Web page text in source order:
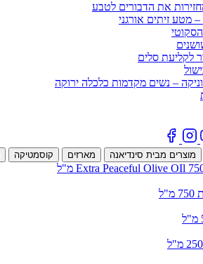
את הדבורים לטבע
– מטע זיתים אורגני
לקליעת סלים
– נשים מקדמות כלכלה ירוקה
מוצרים מבית סינדיאנה מארזים קוסמטיקה